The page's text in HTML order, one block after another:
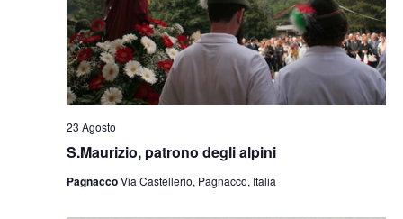
S.Maurizio, patrono degli alpini
23 Agosto
PagnaccoVia Castellerio, Pagnacco, Italia